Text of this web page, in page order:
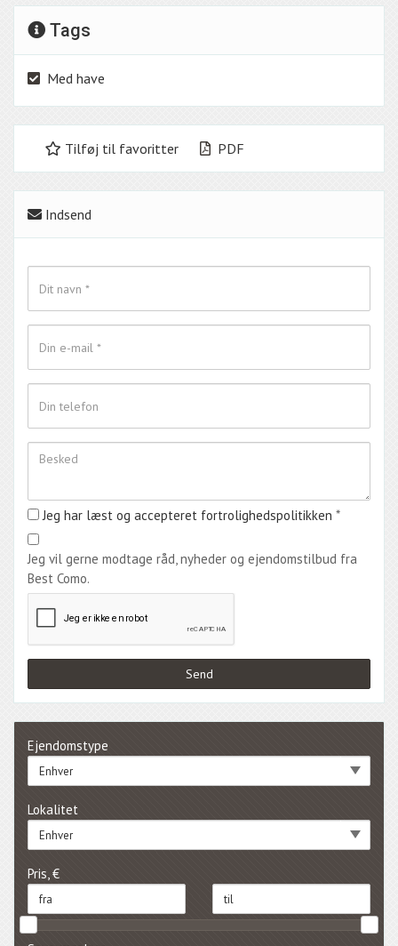
Tags
Med have
Tilføj til favoritter PDF
Indsend
Jeg har læst og accepteret fortrolighedspolitikken *
Jeg vil gerne modtage råd, nyheder og ejendomstilbud fra
Best Como.
Ejendomstype
Enhver
Lokalitet
Enhver
Pris, €